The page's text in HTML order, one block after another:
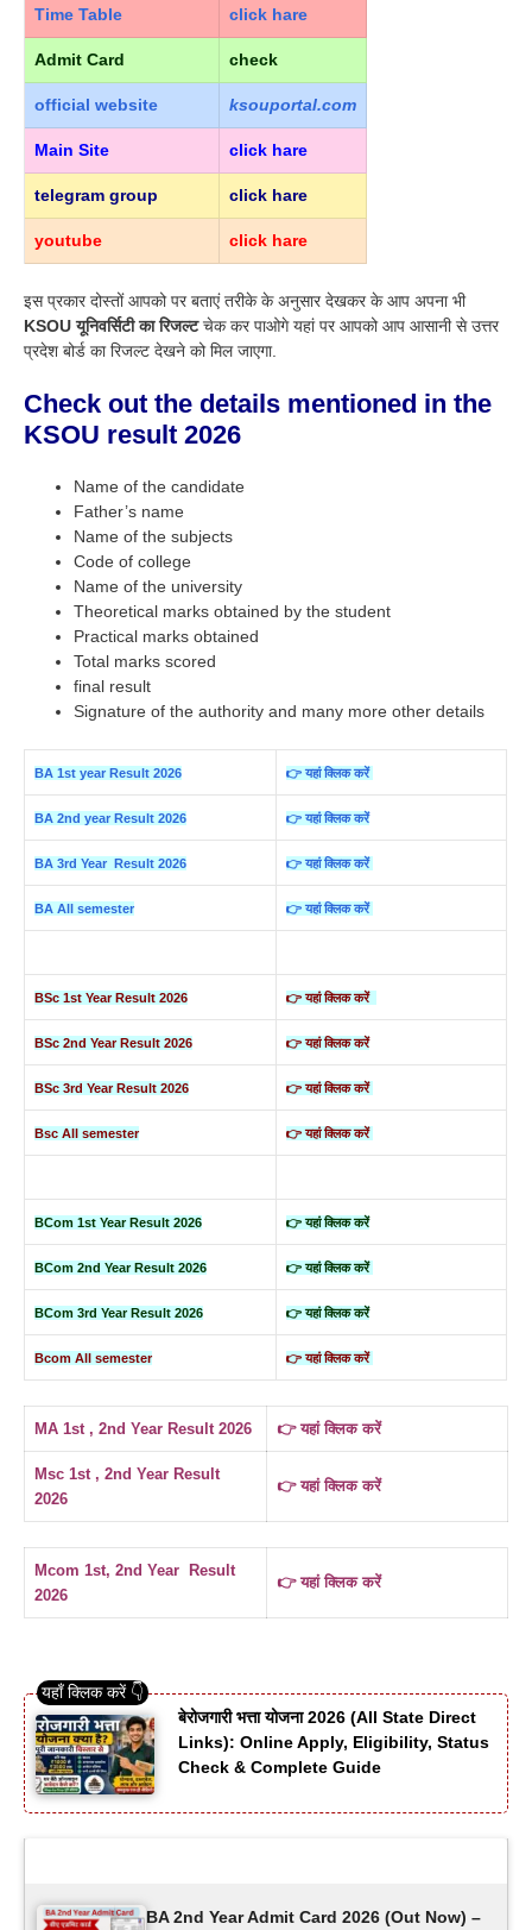
Time Table click hare
Admit Card check
official website ksouportal.com
Main Site click hare
telegram group click hare
youtube click hare
इस प्रकार दोस्तों आपको पर बताएं तरीके के अनुसार देखकर के आप अपना भी
KSOU यूनिवर्सिटी का रिजल्टचेक कर पाओगे यहां पर आपको आप आसानी से उत्तर
प्रदेश बोर्ड का रिजल्ट देखने को मिल जाएगा.
Check out the details mentioned in the
KSOU result 2026
Name of the candidate
Father’s name
Name of the subjects
Code of college
Name of the university
Theoretical marks obtained by the student
Practical marks obtained
Total marks scored
final result
Signature of the authority and many more other details
BA 1st year Result 2026 👉 यहां क्लिक करें
BA 2nd year Result 2026 👉 यहां क्लिक करें
BA 3rd Year Result 2026 👉 यहां क्लिक करें
BA All semester 👉 यहां क्लिक करें
BSc 1st Year Result 2026 👉 यहां क्लिक करें
BSc 2nd Year Result 2026 👉 यहां क्लिक करें
BSc 3rd Year Result 2026 👉 यहां क्लिक करें
Bsc All semester 👉 यहां क्लिक करें
BCom 1st Year Result 2026 👉 यहां क्लिक करें
BCom 2nd Year Result 2026 👉 यहां क्लिक करें
BCom 3rd Year Result 2026 👉 यहां क्लिक करें
Bcom All semester 👉 यहां क्लिक करें
MA 1st , 2nd Year Result 2026 👉 यहां क्लिक करें
Msc 1st , 2nd Year Result
2026
👉 यहां क्लिक करें
Mcom 1st, 2nd Year Result
2026
👉 यहां क्लिक करें
बेरोजगारी भत्ता योजना 2026 (All State Direct
Links): Online Apply, Eligibility, Status
Check & Complete Guide
BA 2nd Year Admit Card 2026 (Out Now) –